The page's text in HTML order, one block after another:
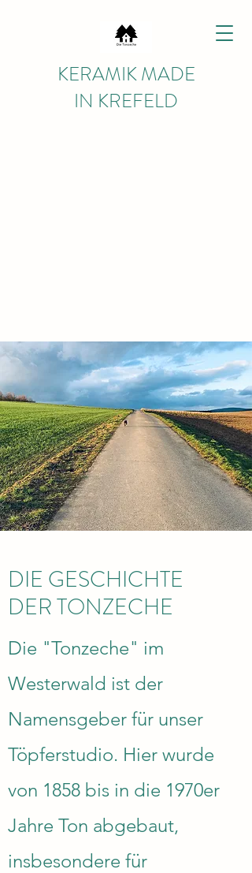
KERAMIK MADE
IN KREFELD
DIE GESCHICHTE
DER TONZECHE
Die "Tonzeche" im
Westerwald ist der
Namensgeber für unser
Töpferstudio. Hier wurde
von 1858 bis in die 1970er
Jahre Ton abgebaut,
insbesondere für